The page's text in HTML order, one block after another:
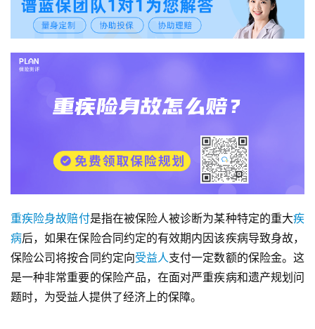
重疾险身故赔付是指在被保险人被诊断为某种特定的重大疾
病后，如果在保险合同约定的有效期内因该疾病导致身故，
保险公司将按合同约定向受益人支付一定数额的保险金。这
是一种非常重要的保险产品，在面对严重疾病和遗产规划问
题时，为受益人提供了经济上的保障。